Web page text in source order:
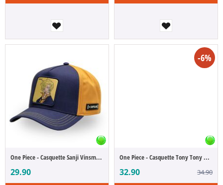
One Piece - Casquette Sanji Vinsmoke
29.90
-6%
One Piece - Casquette Tony Tony Chopper
32.90 34.90